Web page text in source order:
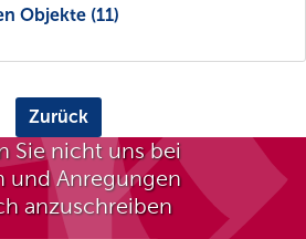
Objekte (11)
Zurück
Sie nicht uns bei
und Anregungen
anzuschreiben